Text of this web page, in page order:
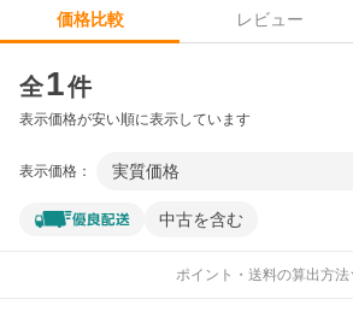
価格比較 レビュー
全1件
表示価格が安い順に表示しています
表示価格： 実質価格
中古を含む
ポイント・送料の算出方法